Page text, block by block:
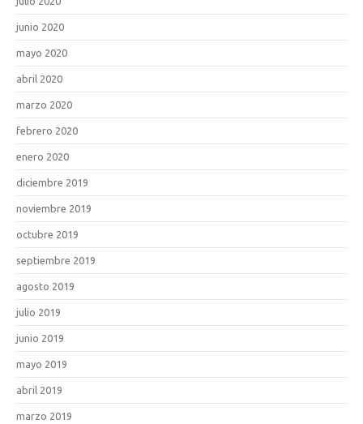
junio 2020
mayo 2020
abril 2020
marzo 2020
febrero 2020
enero 2020
diciembre 2019
noviembre 2019
octubre 2019
septiembre 2019
agosto 2019
julio 2019
junio 2019
mayo 2019
abril 2019
marzo 2019